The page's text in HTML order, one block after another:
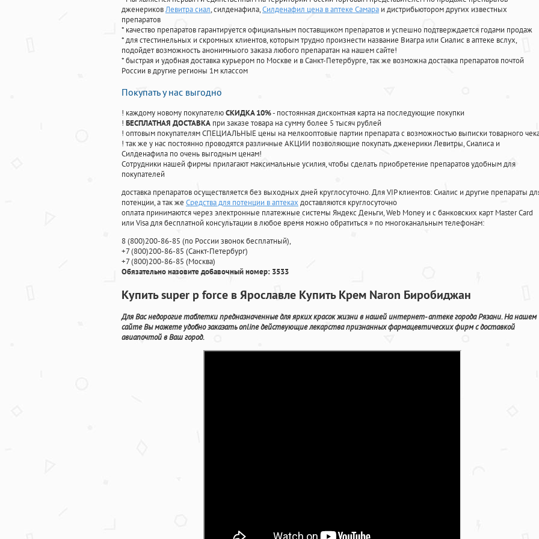
дженериковЛевитра сиал, силденафила,Силденафил цена в аптеке Самара и дистрибьютором других известных
препаратов
* качество препаратов гарантируется официальным поставщиком препаратов и успешно подтверждается годами продаж
* для стестинельных и скромных клиентов, которым трудно произнести название Виагра или Сиалис в аптеке вслух,
подойдет возможность анонимныого заказа любого препаратан на нашем сайте!
* быстрая и удобная доставка курьером по Москве и в Санкт-Петербурге, так же возможна доставка препаратов почтой
России в другие регионы 1м классом
Покупать у нас выгодно
! каждому новому покупателюСКИДКА 10%- постоянная дисконтная карта на последующие покупки
! БЕСПЛАТНАЯ ДОСТАВКА при заказе товара на сумму более 5 тысяч рублей
! оптовым покупателям СПЕЦИАЛЬНЫЕ цены на мелкооптовые партии препарата с возможностью выписки товарного
! так же у нас постоянно проводятся различные АКЦИИ позволяющие покупать дженерики Левитры, Сиалиса и
Силденафила по очень выгодным ценам!
Cотрудники нашей фирмы прилагают максимальные усилия, чтобы сделать приобретение препаратов удобным для
покупателей
доставка препаратов осуществляется без выходных дней круглосуточно. Для VIP клиентов: Сиалис и другие препараты
потенции, а так же Средства для потенции в аптеках доставляются круглосуточно
оплата принимаются через электронные платежные системы Яндекс Деньги, Web Money и с банковских карт Master Card
или Visa для бесплатной консультации в любое время можно обратиться» по многоканальным телефонам:
8(800)200-86-85 (по России звонок бесплатный),
+7(800)200-86-85 (Санкт-Петербург)
+7(800)200-86-85 (Москва)
Обязательно назовите добавочный номер: 3533
Купить super p force в Ярославле Купить Крем Naron Биробиджан
Для Вас недорогие таблетки предназначенные для ярких красок жизни в нашей интернет- аптеке города Рязани. На нашем
сайте Вы можете удобно заказать online действующие лекарства признанных фармацевтических фирм с доставкой
авиапочтой в Ваш город.